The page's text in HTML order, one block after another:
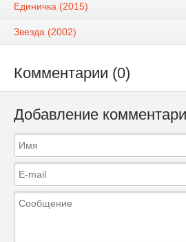
Единичка (2015)
Звезда (2002)
Комментарии (0)
Добавление